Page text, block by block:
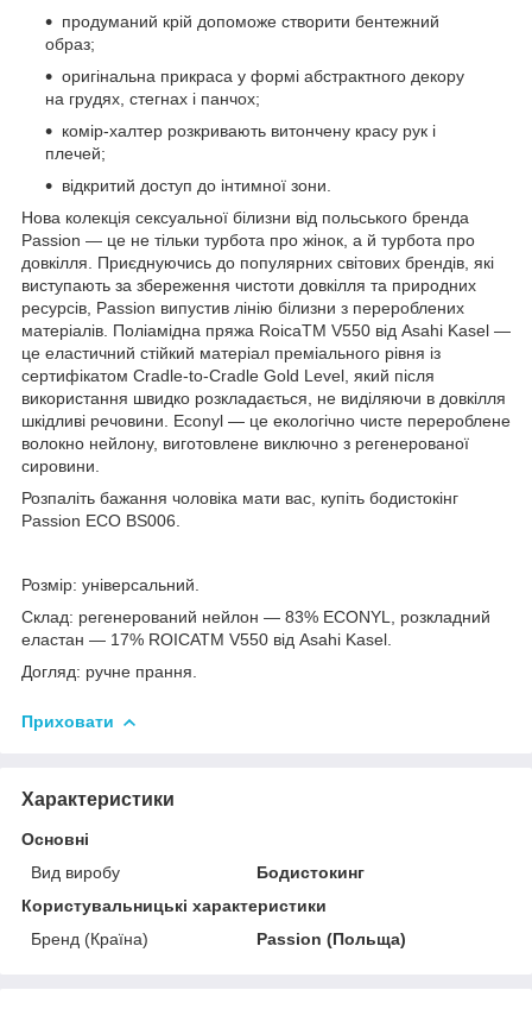
продуманий крій допоможе створити бентежний
образ;
оригінальна прикраса у формі абстрактного декору
на грудях, стегнах і панчох;
комір-халтер розкривають витончену красу рук і
плечей;
відкритий доступ до інтимної зони.
Нова колекція сексуальної білизни від польського бренда
Passion — це не тільки турбота про жінок, а й турбота про
довкілля. Приєднуючись до популярних світових брендів, які
виступають за збереження чистоти довкілля та природних
ресурсів, Passion випустив лінію білизни з перероблених
матеріалів. Поліамідна пряжа RoicaTM V550 від Asahi Kasel —
це еластичний стійкий матеріал преміального рівня із
сертифікатом Cradle-to-Cradle Gold Level, який після
використання швидко розкладається, не виділяючи в довкілля
шкідливі речовини. Econyl — це екологічно чисте перероблене
волокно нейлону, виготовлене виключно з регенерованої
сировини.
Розпаліть бажання чоловіка мати вас, купіть бодистокінг
Passion ECO BS006.
Розмір: універсальний.
Склад: регенерований нейлон — 83% ECONYL, розкладний
еластан — 17% ROICATM V550 від Asahi Kasel.
Догляд: ручне прання.
Приховати
Характеристики
Основні
Вид виробу
Бодистокинг
Користувальницькі характеристики
Бренд (Країна)
Passion (Польща)